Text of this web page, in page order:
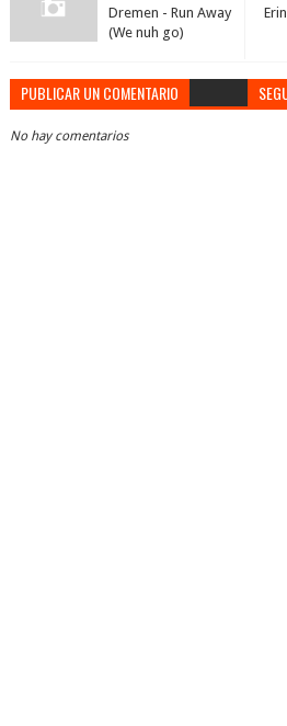
Dremen - Run Away
(We nuh go)
PUBLICAR UN COMENTARIO
No hay comentarios